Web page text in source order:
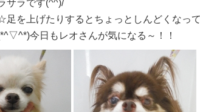
サラです(^^)/
を上げたりするとちょっとしんどくなっ
今日もレオさんが気になる～！！